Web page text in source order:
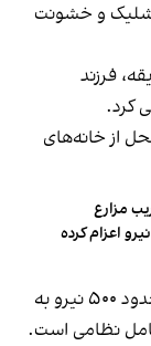
شلیک و خشونت
فرزند
کرد.
از خانه‌های
مزارع
اعزام کرده
این باشنده ولسوالی ارگو می‌گوید که طالبان حدود ۵۰۰ نیرو به
نظامی است.